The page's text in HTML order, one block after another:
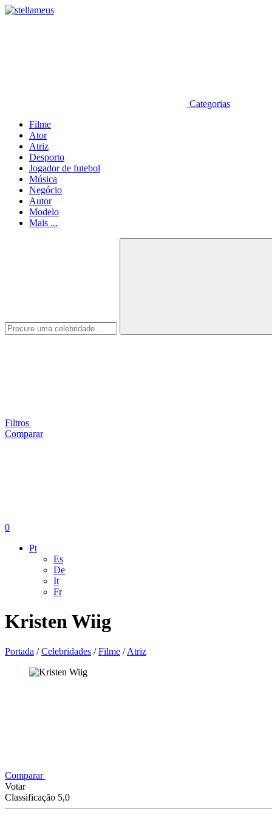
Categorias
Filme
Ator
Atriz
Desporto
Jogador de futebol
Música
Negócio
Autor
Modelo
Mais ...
Filtros
Comparar
0
Pt
Es
De
It
Fr
Kristen Wiig
Portada /Celebridades /Filme /Atriz
Comparar
Votar
Classificação 5,0